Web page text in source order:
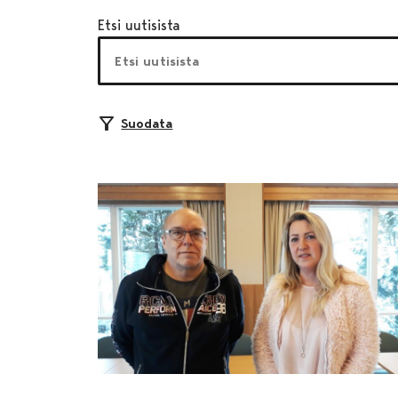
Etsi uutisista
Suodata